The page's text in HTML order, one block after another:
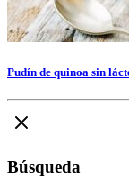
Pudín de quinoa sin
Búsqueda